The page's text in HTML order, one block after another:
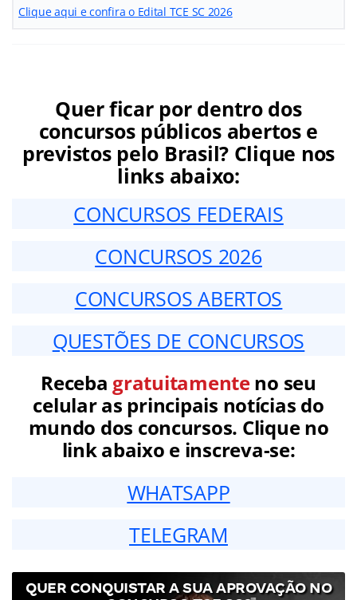
Clique aqui e confira o Edital TCE SC 2026
Quer ficar por dentro dos
concursos públicos abertos e
previstos pelo Brasil? Clique nos
links abaixo:
CONCURSOS FEDERAIS
CONCURSOS 2026
CONCURSOS ABERTOS
QUESTÕES DE CONCURSOS
Receba gratuitamenteno seu
celular as principais notícias do
mundo dos concursos. Clique no
link abaixo e inscreva-se:
WHATSAPP
TELEGRAM
QUER CONQUISTAR A SUA APROVAÇÃO NO